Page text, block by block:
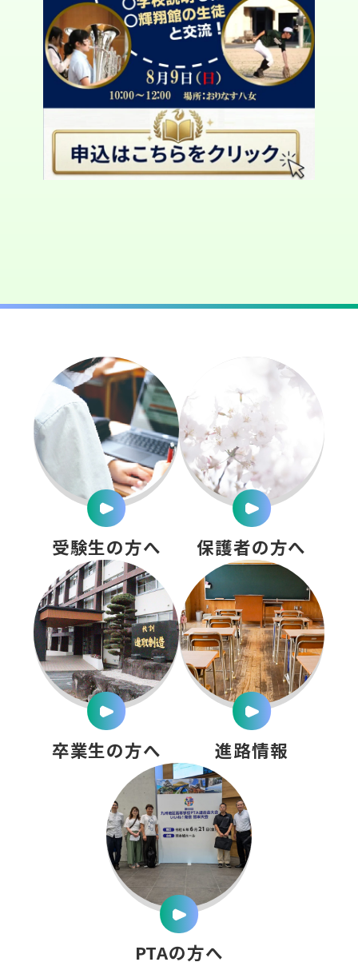
受験生の方へ 保護者の方へ
卒業生の方へ 進路情報
PTAの方へ